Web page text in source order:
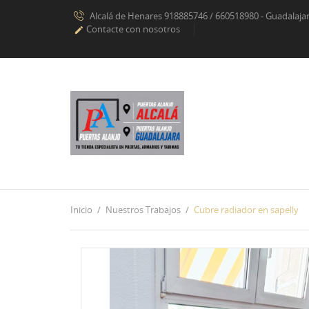
Alcalá de Henares 918885746 / 660518980 -
 Contacte con nosotros
Inicio Nuestros Trabajos Cubre radiador en sapelly